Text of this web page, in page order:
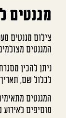
מגנטים
צילום מגנטים
המגנטים
ניתן להכין
לכלול שם,
המגנטים
מוסיפים